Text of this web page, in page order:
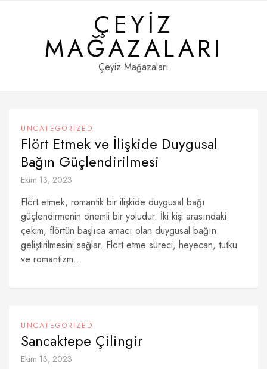
ÇEYIZ
MAĞAZALARI
Çeyiz Mağazaları
UNCATEGORIZED
Flört Etmek ve İlişkide Duygusal
Bağın Güçlendirilmesi
Ekim 13, 2023
Flört etmek, romantik bir ilişkide duygusal bağı
güçlendirmenin önemli bir yoludur. İki kişi arasındaki
çekim, flörtün başlıca amacı olan duygusal bağın
geliştirilmesini sağlar. Flört etme süreci, heyecan, tutku
ve romantizm...
UNCATEGORIZED
Sancaktepe Çilingir
Ekim 13, 2023